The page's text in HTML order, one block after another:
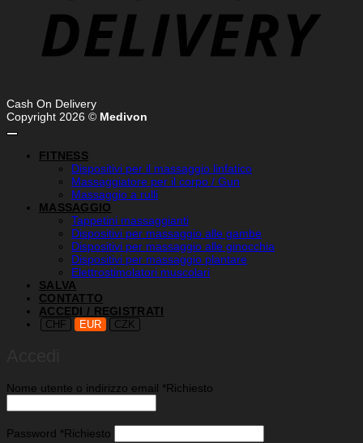
Cash On Delivery
Copyright 2026 © Medivon
FITNESS
Dispositivi per il massaggio linfatico
Massaggiatore per il corpo / Gun
Massaggio a rulli
MASSAGGIO
Tappetini massaggianti
Dispositivi per massaggio alle gambe
Dispositivi per massaggio alle ginocchia
Dispositivi per massaggio plantare
Elettrostimolatori muscolari
SALVA
CONTATTO
ACCEDI / REGISTRATI
CHF EUR CZK
Nome utente o indirizzo email *Richiesto
Password *Richiesto